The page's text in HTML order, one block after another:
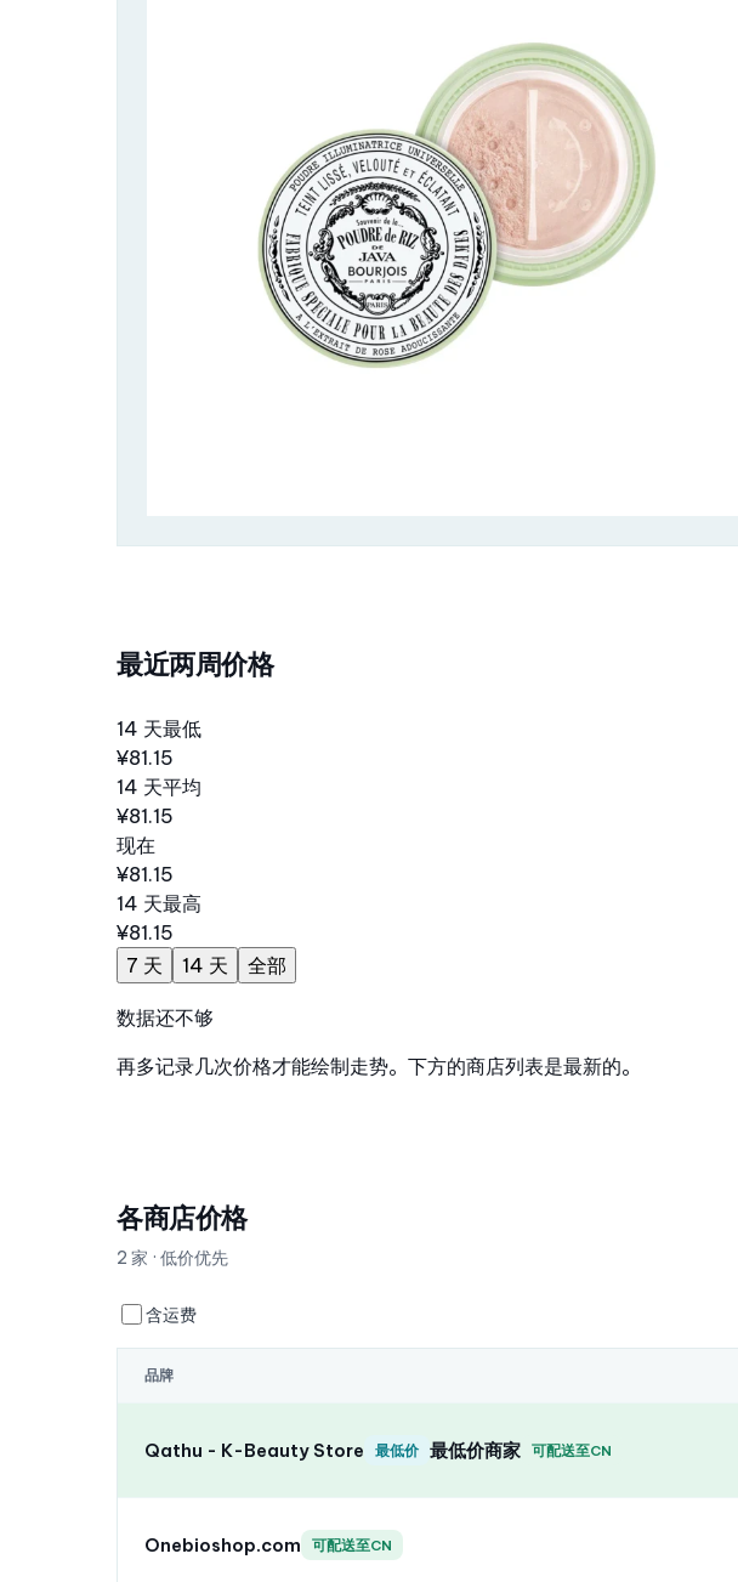
最近两周价格
14 天最低
¥81.15
14 天平均
¥81.15
现在
¥81.15
14 天最高
¥81.15
7 天
14 天 全部
数据还不够
再多记录几次价格才能绘制走势。下方的商店列表是最新的。
各商店价格
2 家 · 低价优先
含运费
品牌
Qathu - K-Beauty Store 最低价 最低价商家 可配送至CN
Onebioshop.com 可配送至CN